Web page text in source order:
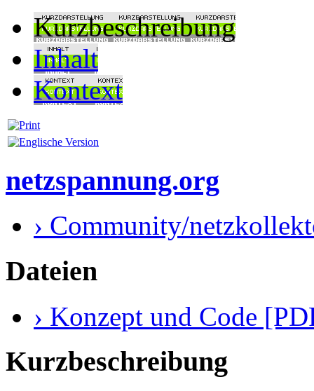
Kurzbeschreibung
Inhalt
Kontext
netzspannung.org
› Community/
Dateien
› Konzept und Code
Kurzbeschreibung